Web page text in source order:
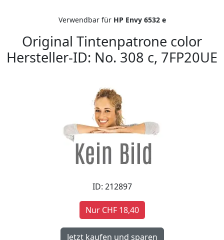
Verwendbar für HP Envy 6532 e
Original Tintenpatrone color
Hersteller-ID: No. 308 c, 7FP20UE
ID: 212897
Nur CHF 18,40